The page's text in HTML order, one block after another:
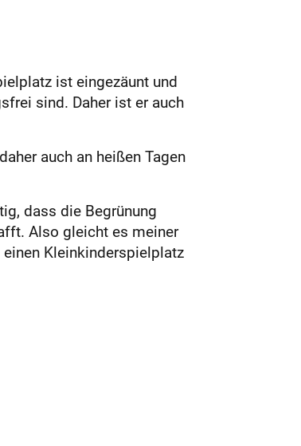
ist eingezäunt und
sind. Daher ist er auch
auch an heißen Tagen
dass die Begrünung
Also gleicht es meiner
Kleinkinderspielplatz